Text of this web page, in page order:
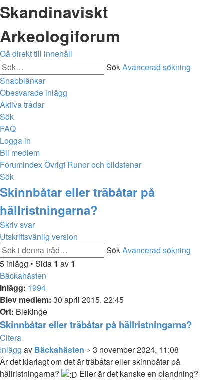
Skandinaviskt
Arkeologiforum
Gå direkt till innehåll
SökAvancerad sökning
Snabblänkar
Obesvarade inlägg
Aktiva trådar
Sök
FAQ
Logga in
Bli medlem
ForumindexÖvrigt Runor och bildstenar
Sök
Skinnbåtar eller träbåtar på
hällristningarna?
Skriv svar
Utskriftsvänlig version
SökAvancerad sökning
5 inlägg • Sida 1 av 1
Bäckahästen
Inlägg: 1994
Blev medlem: 30 april 2015, 22:45
Ort: Blekinge
Skinnbåtar eller träbåtar på hällristningarna?
Citera
Inlägg av Bäckahästen » 3 november 2024, 11:08
Är det klarlagt om det är träbåtar eller skinnbåtar på
hällristningarna?
Eller är det kanske en blandning?